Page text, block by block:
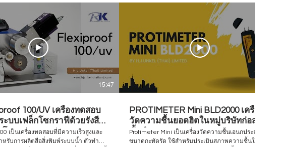
15:47
100/UV เครื่องทดสอบ
ะบบเฟล็กโซกราฟีด้วยรังสี
อเลต
เป็นเครื่องทดสอบที่มีความเร็วสูงและ
หรับการผลิตสื่อสิ่งพิมพ์ระบบน้ำ ตัวทำ
PROTIMETER Mini BLD2000 เครื่อง
วัดความชื้นยอดฮิตในหมู่บริษัทก่อสร้าง
ชั้นนำ
Protimeter Mini เป็นเครื่องวัดความชื้นเอนกประสงค์
ขนาดกะทัดรัด ใช้สำหรับประเมินสภาพความชื้นใน